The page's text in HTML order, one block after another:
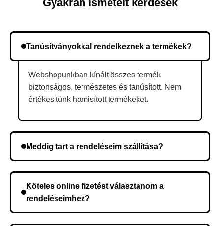
Gyakran ismételt kérdések
Tanúsítványokkal rendelkeznek a termékek?
Webshopunkban kínált összes termék
biztonságos, természetes és tanúsított. Nem
értékesítünk hamisított termékeket.
Meddig tart a rendeléseim szállítása?
kerül, és ez az időtartam függ a szállítási címtől.
Köteles online fizetést választanom a
rendeléseimhez?